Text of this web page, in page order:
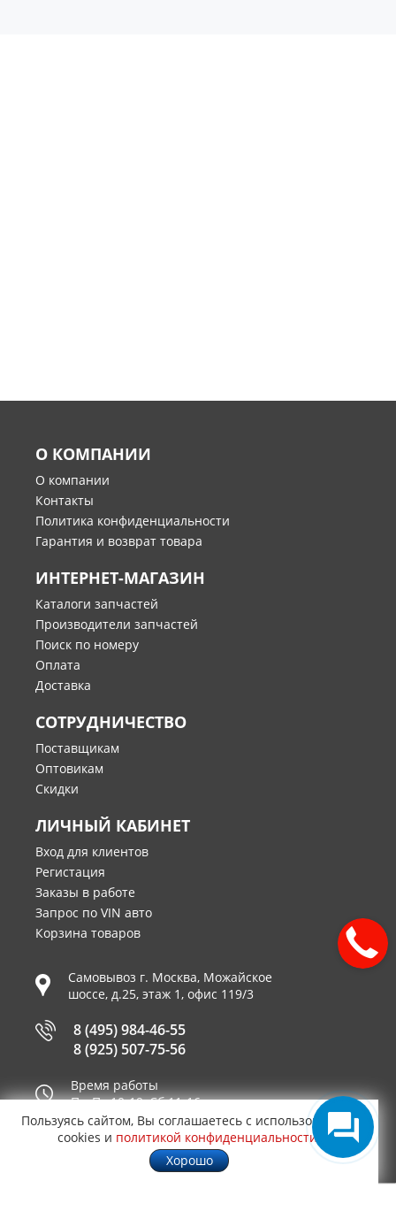
О КОМПАНИИ
О компании
Контакты
Политика конфиденциальности
Гарантия и возврат товара
ИНТЕРНЕТ-МАГАЗИН
Каталоги запчастей
Производители запчастей
Поиск по номеру
Оплата
Доставка
СОТРУДНИЧЕСТВО
Поставщикам
Оптовикам
Скидки
ЛИЧНЫЙ КАБИНЕТ
Вход для клиентов
Регистация
Заказы в работе
Запрос по VIN авто
Корзина товаров
Самовывоз г. Москва, Можайское
шоссе, д.25, этаж 1, офис 119/3
8 (495) 984-46-55
8 (925) 507-75-56
Время работы
Пн-Пт 10-19, Сб 11-16
Принимаем к оплате
Пользуясь сайтом, Вы соглашаетесь с использованием
cookies и политикой конфиденциальности
Хорошо